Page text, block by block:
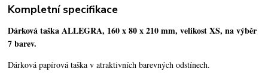
Kompletní specifikace
Dárková taška ALLEGRA, 160 x 80 x 210 mm, velikost XS, na výběr
7 barev.
Dárková papírová taška v atraktivních barevných odstínech.